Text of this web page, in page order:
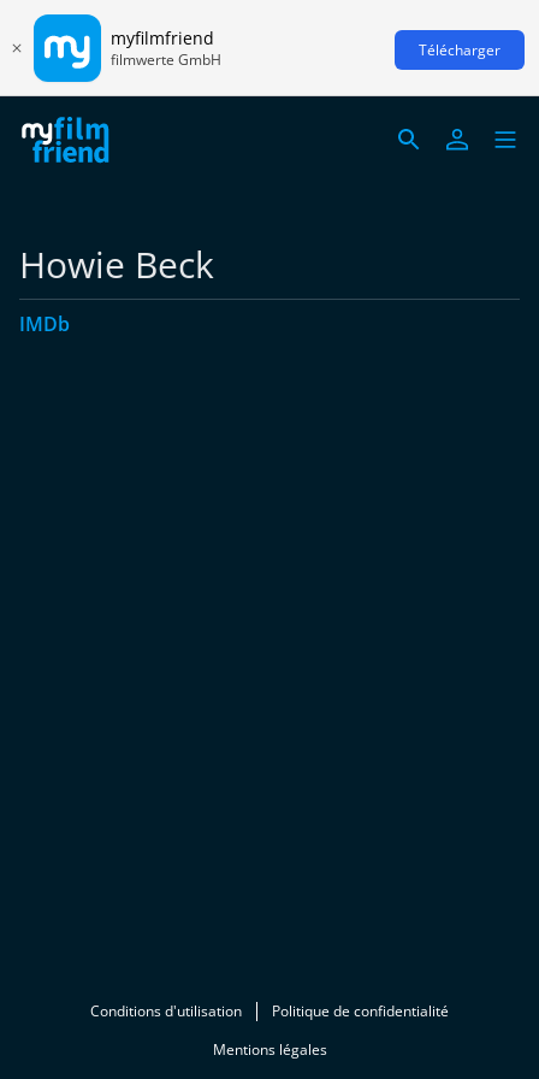
myfilmfriend
filmwerte GmbH Télécharger
Howie Beck
IMDb
Conditions d'utilisation
Politique de confidentialité
Mentions légales